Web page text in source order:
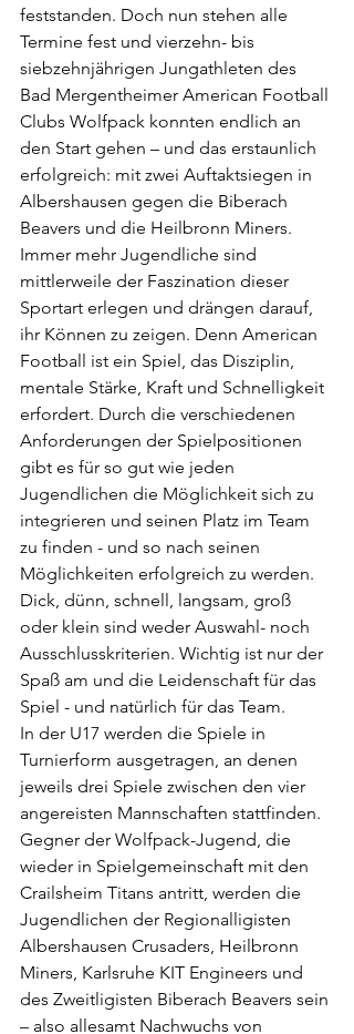
feststanden. Doch nun stehen alle
Termine fest und vierzehn- bis
siebzehnjährigen Jungathleten des
Bad Mergentheimer American Football
Clubs Wolfpack konnten endlich an
den Start gehen – und das erstaunlich
erfolgreich: mit zwei Auftaktsiegen in
Albershausen gegen die Biberach
Beavers und die Heilbronn Miners.
Immer mehr Jugendliche sind
mittlerweile der Faszination dieser
Sportart erlegen und drängen darauf,
ihr Können zu zeigen. Denn American
Football ist ein Spiel, das Disziplin,
mentale Stärke, Kraft und Schnelligkeit
erfordert. Durch die verschiedenen
Anforderungen der Spielpositionen
gibt es für so gut wie jeden
Jugendlichen die Möglichkeit sich zu
integrieren und seinen Platz im Team
zu finden - und so nach seinen
Möglichkeiten erfolgreich zu werden.
Dick, dünn, schnell, langsam, groß
oder klein sind weder Auswahl- noch
Ausschlusskriterien. Wichtig ist nur der
Spaß am und die Leidenschaft für das
Spiel - und natürlich für das Team.
In der U17 werden die Spiele in
Turnierform ausgetragen, an denen
jeweils drei Spiele zwischen den vier
angereisten Mannschaften stattfinden.
Gegner der Wolfpack-Jugend, die
wieder in Spielgemeinschaft mit den
Crailsheim Titans antritt, werden die
Jugendlichen der Regionalligisten
Albershausen Crusaders, Heilbronn
Miners, Karlsruhe KIT Engineers und
des Zweitligisten Biberach Beavers sein
– also allesamt Nachwuchs von